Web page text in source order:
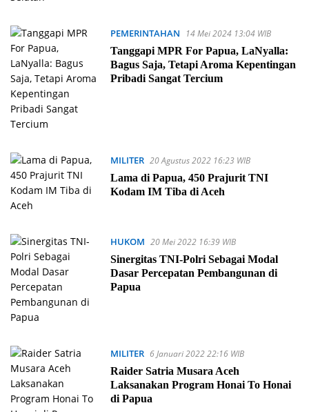
PEMERINTAHAN
14 Mei 2024 13:04 WIB
Tanggapi MPR For Papua, LaNyalla:
Bagus Saja, Tetapi Aroma Kepentingan
Pribadi Sangat Tercium
MILITER 20 Agustus 2022 16:23 WIB
Lama di Papua, 450 Prajurit TNI
Kodam IM Tiba di Aceh
HUKOM 20 Mei 2022 16:39 WIB
Sinergitas TNI-Polri Sebagai Modal
Dasar Percepatan Pembangunan di
Papua
MILITER 6 Januari 2022 22:16 WIB
Raider Satria Musara Aceh
Laksanakan Program Honai To Honai
di Papua